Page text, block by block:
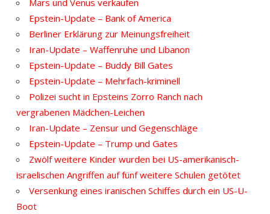
Mars und Venus verkaufen
Epstein-Update – Bank of America
Berliner Erklärung zur Meinungsfreiheit
Iran-Update – Waffenruhe und Libanon
Epstein-Update – Buddy Bill Gates
Epstein-Update – Mehrfach-kriminell
Polizei sucht in Epsteins Zorro Ranch nach
vergrabenen Mädchen-Leichen
Iran-Update – Zensur und Gegenschläge
Epstein-Update – Trump und Gates
Zwölf weitere Kinder wurden bei US-amerikanisch-
israelischen Angriffen auf fünf weitere Schulen getötet
Versenkung eines iranischen Schiffes durch ein US-U-
Boot